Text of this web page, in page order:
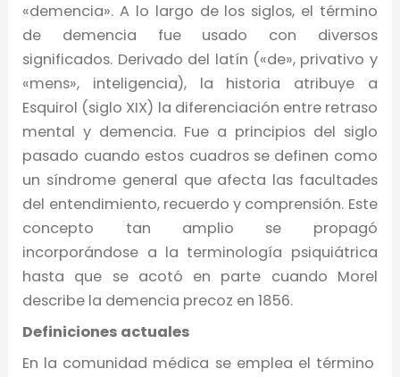
«demencia». A lo largo de los siglos, el término
de demencia fue usado con diversos
significados. Derivado del latín («de», privativo y
«mens», inteligencia), la historia atribuye a
Esquirol (siglo XIX) la diferenciación entre retraso
mental y demencia. Fue a principios del siglo
pasado cuando estos cuadros se definen como
un síndrome general que afecta las facultades
del entendimiento, recuerdo y comprensión. Este
concepto tan amplio se propagó
incorporándose a la terminología psiquiátrica
hasta que se acotó en parte cuando Morel
describe la demencia precoz en 1856.
Definiciones actuales
En la comunidad médica se emplea el término